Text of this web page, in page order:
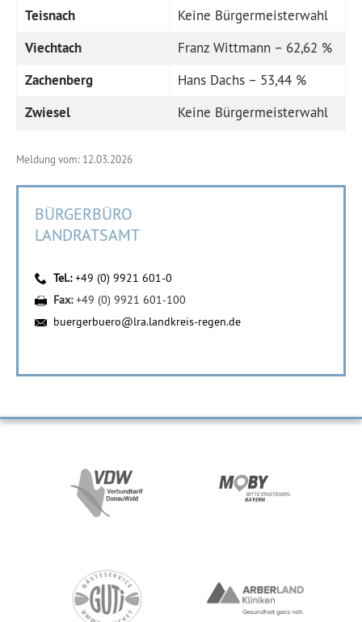
Teisnach
Keine Bürgermeisterwahl
Viechtach
Franz Wittmann – 62,62 %
Zachenberg
Hans Dachs – 53,44 %
Zwiesel
Keine Bürgermeisterwahl
Meldung vom: 12.03.2026
BÜRGERBÜRO
LANDRATSAMT
Tel.:+49 (0) 9921 601-0
Fax:+49 (0) 9921 601-100
buergerbuero@lra.landkreis-regen.de